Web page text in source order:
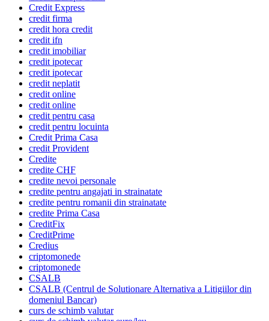
Credit Express
credit firma
credit hora credit
credit ifn
credit imobiliar
credit ipotecar
credit ipotecar
credit neplatit
credit online
credit online
credit pentru casa
credit pentru locuinta
Credit Prima Casa
credit Provident
Credite
credite CHF
credite nevoi personale
credite pentru angajati in strainatate
credite pentru romanii din strainatate
credite Prima Casa
CreditFix
CreditPrime
Credius
criptomonede
criptomonede
CSALB
CSALB (Centrul de Solutionare Alternativa a Litigiilor din
domeniul Bancar)
curs de schimb valutar